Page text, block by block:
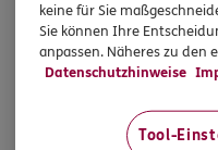
Berater
ERGO und MEAG –
keine für Sie
Sie können Ihre
anpassen. Näheres zu den
Datenschutzhinweise
Tool-